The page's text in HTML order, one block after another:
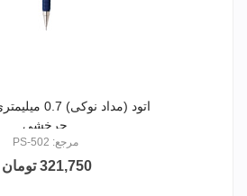
اتود (مداد
چرخشی
مرجع: PS-502
321,750 تومان